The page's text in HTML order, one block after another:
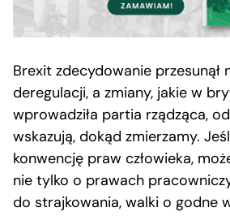
Brexit zdecydowanie przesunął
deregulacji, a zmiany, jakie w
wprowadziła partia rządząca,
wskazują, dokąd zmierzamy.
konwencję praw człowieka,
nie tylko o prawach
do strajkowania, walki o godne